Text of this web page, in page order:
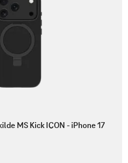
MS Kick ICON - iPhone 17